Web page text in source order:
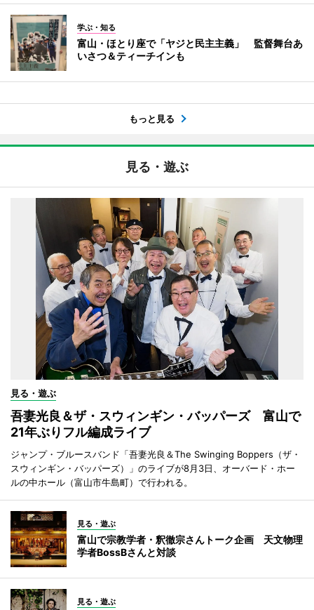
学ぶ・知る
富山・ほとり座で「ヤジと民主主義」 監督舞台あ
いさつ＆ティーチインも
もっと見る
見る・遊ぶ
見る・遊ぶ
吾妻光良＆ザ・スウィンギン・バッパーズ 富山で
21年ぶりフル編成ライブ
ジャンプ・ブルースバンド「吾妻光良＆The Swinging Boppers（ザ・
スウィンギン・バッパーズ）」のライブが8月3日、オーバード・ホー
ルの中ホール（富山市牛島町）で行われる。
見る・遊ぶ
富山で宗教学者・釈徹宗さんトーク企画 天文物理
学者BossBさんと対談
見る・遊ぶ